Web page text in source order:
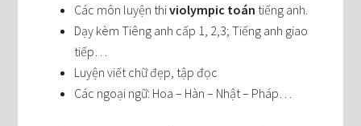
Các môn luyện thiviolympic toán tiếng anh.
Dạy kèm Tiêng anh cấp 1, 2,3; Tiếng anh giao
tiếp…
Luyện viết chữ đẹp, tập đọc
Các ngoại ngữ: Hoa – Hàn – Nhật – Pháp…